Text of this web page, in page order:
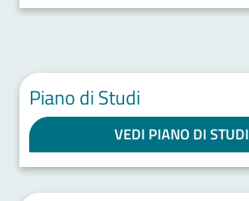
Piano di Studi
VEDI PIANO DI STUDI